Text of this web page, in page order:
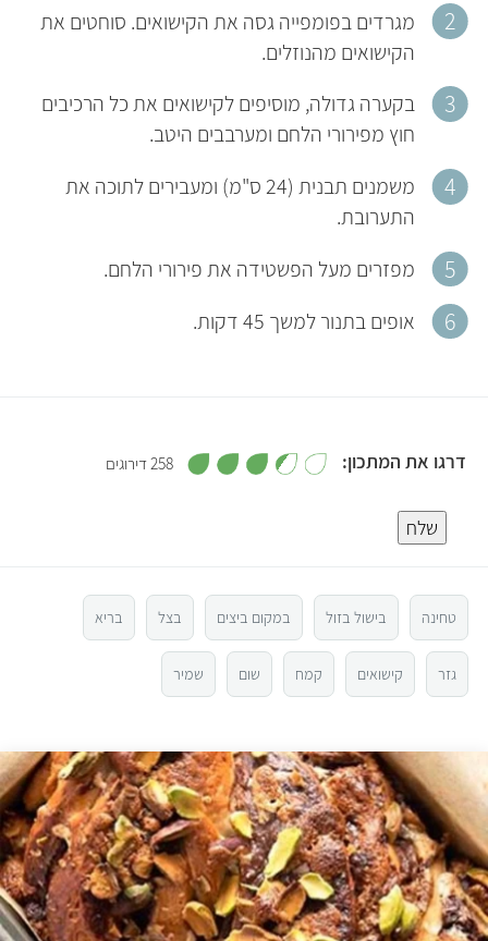
מגרדים בפומפייה גסה את הקישואים. סוחטים את
הקישואים מהנוזלים.
בקערה גדולה, מוסיפים לקישואים את כל הרכיבים
חוץ מפירורי הלחם ומערבבים היטב.
משמנים תבנית (24 ס"מ) ומעבירים לתוכה את
התערובת.
מפזרים מעל הפשטידה את פירורי הלחם.
אופים בתנור למשך 45 דקות.
דרגו את המתכון:
3
258 דירוגים 3
שלח
טחינה בישול בזול במקום ביצים בצל בריא
גזר קישואים קמח שום שמיר